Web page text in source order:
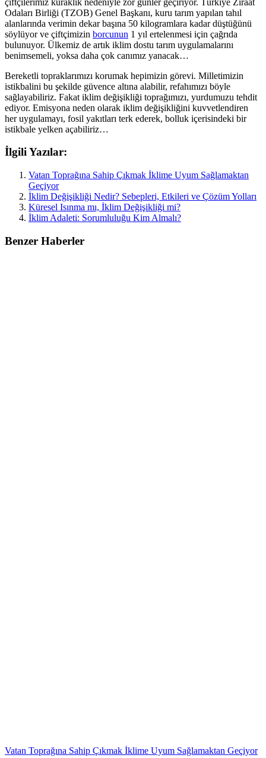
Odaları Birliği (TZOB) Genel Başkanı, kuru tarım yapılan tahıl
alanlarında verimin dekar başına 50 kilogramlara kadar düştüğünü
söylüyor ve çiftçimizin borcunun 1 yıl ertelenmesi için çağrıda
bulunuyor. Ülkemiz de artık iklim dostu tarım uygulamalarını
benimsemeli, yoksa daha çok canımız yanacak…
Bereketli topraklarımızı korumak hepimizin görevi. Milletimizin
istikbalini bu şekilde güvence altına alabilir, refahımızı böyle
sağlayabiliriz. Fakat iklim değişikliği toprağımızı, yurdumuzu tehdit
ediyor. Emisyona neden olarak iklim değişikliğini kuvvetlendiren
her uygulamayı, fosil yakıtları terk ederek, bolluk içerisindeki bir
istikbale yelken açabiliriz…
İlgili Yazılar:
Vatan Toprağına Sahip Çıkmak İklime Uyum Sağlamaktan
Geçiyor
İklim Değişikliği Nedir? Sebepleri, Etkileri ve Çözüm Yolları
Küresel Isınma mı, İklim Değişikliği mi?
İklim Adaleti: Sorumluluğu Kim Almalı?
Benzer Haberler
Vatan Toprağına Sahip Çıkmak İklime Uyum Sağlamaktan Geçiyor